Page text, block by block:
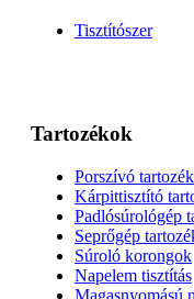
Tisztítószer
Tartozékok
Porszívó
Kárpittisztító
Padlósúrológép
Seprőgép
Súroló korongok
Napelem tisztítás